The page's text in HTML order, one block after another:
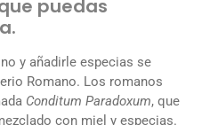
puedas
y añadirle especias se
Romano. Los romanos
Conditum Paradoxum, que
con miel y especias.